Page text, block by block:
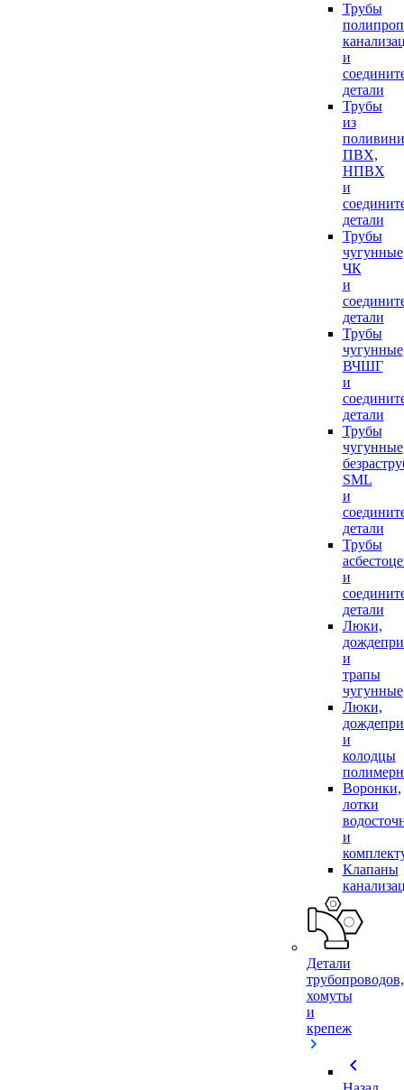
Трубы
и
детали
Трубы
из
ПВХ,
НПВХ
и
детали
Трубы
чугунные
ЧК
и
детали
Трубы
чугунные
ВЧШГ
и
детали
Трубы
чугунные
SML
и
детали
Трубы
и
детали
Люки,
и
трапы
чугунные
Люки,
и
колодцы
Воронки,
лотки
и
Клапаны
Детали
трубопроводов,
хомуты
и
крепеж
chevron_left